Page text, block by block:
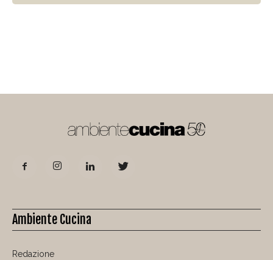
Ambiente Cucina
Redazione